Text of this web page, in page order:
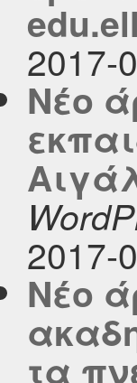
2017-
Νέο
2017-
Νέο
τα